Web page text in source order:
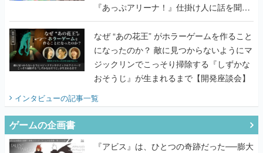
『あっぷアリーナ！』仕掛け人に話を聞い
てみた
なぜ “あの花王” がホラーゲームを作ること
になったのか？ 敵に見つからないようにマ
ジックリンでこっそり掃除する『しずかな
おそうじ』が生まれるまで【開発座談会】
インタビューの記事一覧
ゲームの企画書
『アビス』は、ひとつの奇跡だった──膨大